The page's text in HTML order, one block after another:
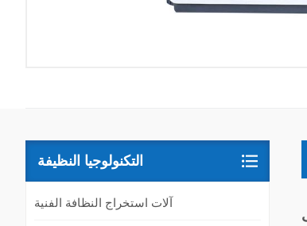
التكنولوجيا النظيفة
آلات استخراج النظافة الفنية